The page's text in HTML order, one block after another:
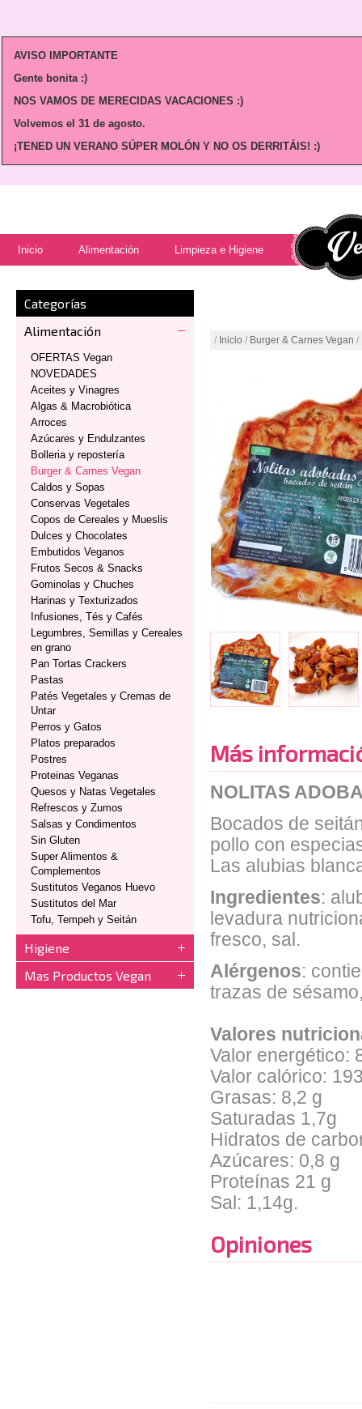
AVISO IMPORTANTE
Gente bonita :)
NOS VAMOS DE MERECIDAS VACACIONES :)
Volvemos el 31 de agosto.
¡TENED UN VERANO SÚPER MOLÓN Y NO OS DERRITÁIS! :)
Inicio Alimentación Limpieza e Higiene
Categorías
Alimentación
OFERTAS Vegan
NOVEDADES
Aceites y Vinagres
Algas & Macrobiótica
Arroces
Azúcares y Endulzantes
Bolleria y repostería
Burger & Carnes Vegan
Caldos y Sopas
Conservas Vegetales
Copos de Cereales y Mueslis
Dulces y Chocolates
Embutidos Veganos
Frutos Secos & Snacks
Gominolas y Chuches
Harinas y Texturizados
Infusiones, Tés y Cafés
Legumbres, Semillas y Cereales
en grano
Pan Tortas Crackers
Pastas
Patés Vegetales y Cremas de
Untar
Perros y Gatos
Platos preparados
Postres
Proteinas Veganas
Quesos y Natas Vegetales
Refrescos y Zumos
Salsas y Condimentos
Sin Gluten
Super Alimentos &
Complementos
Sustitutos Veganos Huevo
Sustitutos del Mar
Tofu, Tempeh y Seitán
Higiene
Mas Productos Vegan
/ Inicio / Burger & Carnes Vegan /
Más
NOLITAS
Bocados de
pollo con
Las alubias
Ingredientes:
levadura
fresco, sal.
Alérgenos:
trazas de
Valores
Valor energético:
Valor calórico:
Grasas: 8,2 g
Saturadas 1,7g
Hidratos de
Azúcares: 0,8 g
Proteínas 21 g
Sal: 1,14g.
Opiniones